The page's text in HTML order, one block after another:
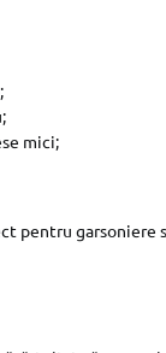
mici;
pentru garsoniere